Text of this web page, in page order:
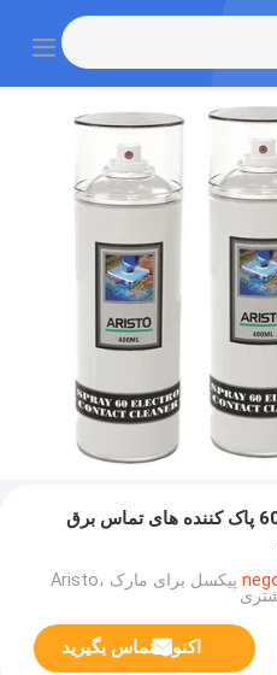
اسپری برق پاک کننده اکریلیک 60 پاک کننده های تماس برق
MOQ：6000 پیکسل برای مارک Aristo،
اکنون تماس بگیرید